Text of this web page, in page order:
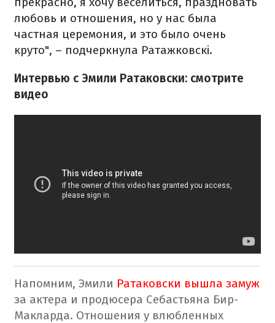
любовь и отношения, но у нас была
частная церемония, и это было очень
круто", – подчеркнула Ратажковскі.
Интервью с Эмили Ратаковски: смотрите
видео
Напомним, Эмили Ратаковски вышла замуж
за актера и продюсера Себастьяна Бир-
Макларда. Отношения у влюбленных